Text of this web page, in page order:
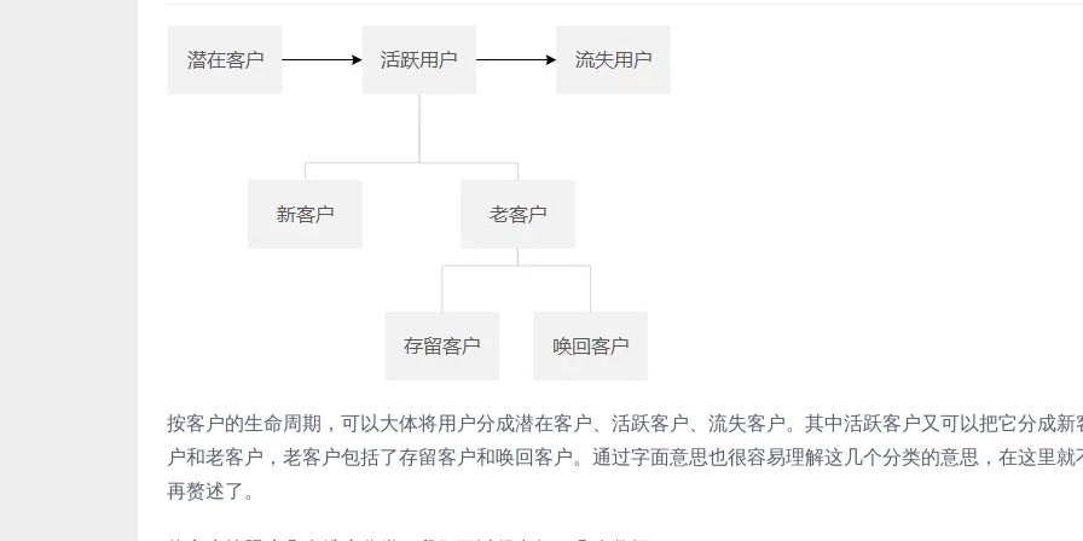
按客户的生命周期，可以大体将用户分成潜在客户、活跃客户、流失客户。其中活跃客户又可以把它分成新
户和老客户，老客户包括了存留客户和唤回客户。通过字面意思也很容易理解这几个分类的意思，在这里就
再赘述了。